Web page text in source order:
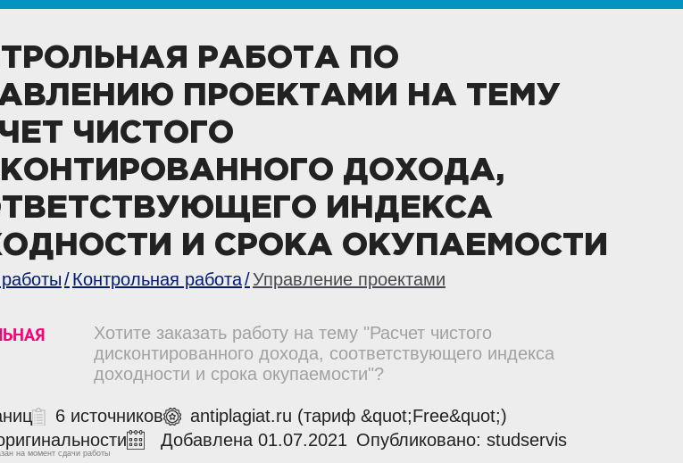
РАБОТА ПО
ПРОЕКТАМИ НА ТЕМУ
ЧИСТОГО
ДОХОДА,
ИНДЕКСА
И СРОКА ОКУПАЕМОСТИ
Контрольная работа Управление проектами
Хотите заказать работу на тему "Расчет чистого
дисконтированного дохода, соответствующего индекса
доходности и срока окупаемости"?
6 источников
antiplagiat.ru (тариф &quot;Free&quot;)
на момент сдачи работы
Добавлена 01.07.2021 Опубликовано: studservis